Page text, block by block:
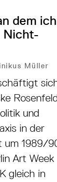
dem ich
Nicht-
Müller
und
in der
um 1989/
Art Week
gleich in